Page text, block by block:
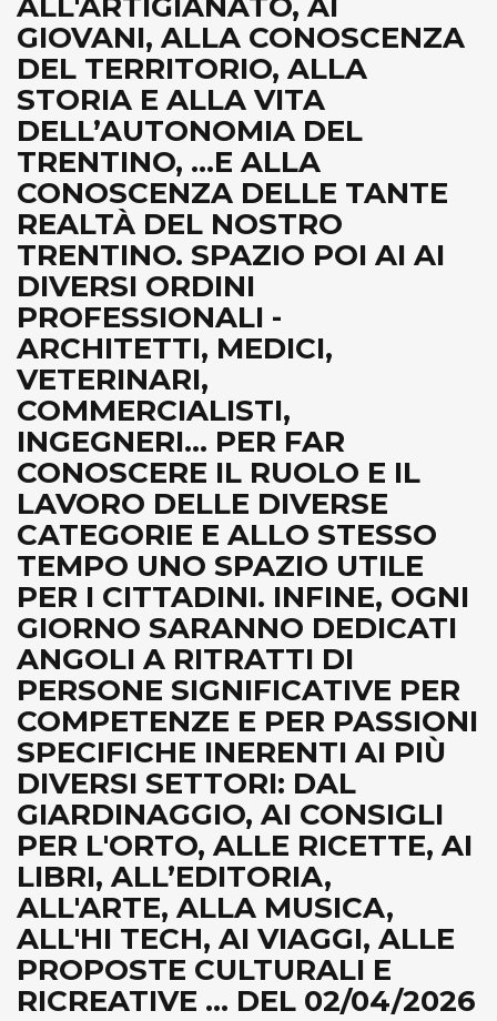
GIOVANI, ALLA CONOSCENZA
DEL TERRITORIO, ALLA
STORIA E ALLA VITA
DELL’AUTONOMIA DEL
TRENTINO, ...E ALLA
CONOSCENZA DELLE TANTE
REALTÀ DEL NOSTRO
TRENTINO. SPAZIO POI AI AI
DIVERSI ORDINI
PROFESSIONALI -
ARCHITETTI, MEDICI,
VETERINARI,
COMMERCIALISTI,
INGEGNERI... PER FAR
CONOSCERE IL RUOLO E IL
LAVORO DELLE DIVERSE
CATEGORIE E ALLO STESSO
TEMPO UNO SPAZIO UTILE
PER I CITTADINI. INFINE, OGNI
GIORNO SARANNO DEDICATI
ANGOLI A RITRATTI DI
PERSONE SIGNIFICATIVE PER
COMPETENZE E PER PASSIONI
SPECIFICHE INERENTI AI PIÙ
DIVERSI SETTORI: DAL
GIARDINAGGIO, AI CONSIGLI
PER L'ORTO, ALLE RICETTE, AI
LIBRI, ALL’EDITORIA,
ALL'ARTE, ALLA MUSICA,
ALL'HI TECH, AI VIAGGI, ALLE
PROPOSTE CULTURALI E
RICREATIVE ... DEL 02/04/2026